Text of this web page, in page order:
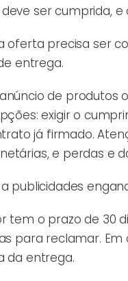
ser cumprida,
oferta precisa ser
entrega.
de
exigir o
já firmado.
e perdas e
publicidades
tem o prazo de 30
para reclamar.
da entrega.